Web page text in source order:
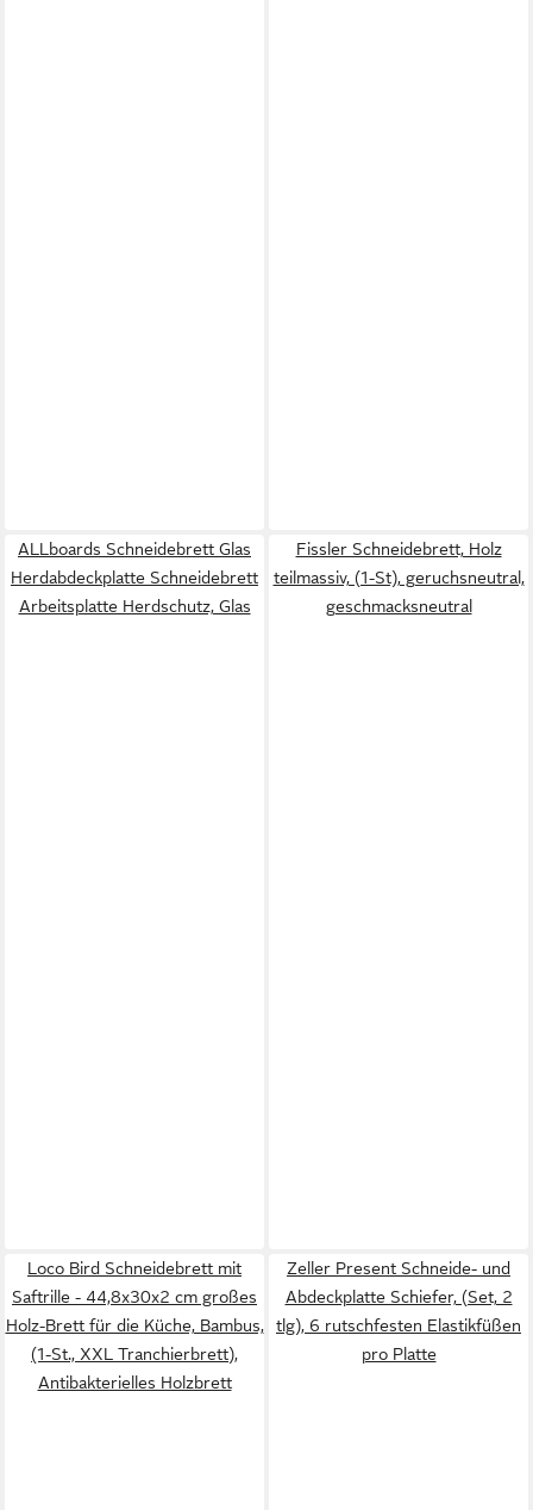
ALLboards Schneidebrett Glas
Herdabdeckplatte Schneidebrett
Arbeitsplatte Herdschutz, Glas
Fissler Schneidebrett, Holz
teilmassiv, (1-St), geruchsneutral,
geschmacksneutral
Loco Bird Schneidebrett mit
Saftrille - 44,8x30x2 cm großes
Holz-Brett für die Küche, Bambus,
(1-St., XXL Tranchierbrett),
Antibakterielles Holzbrett
Zeller Present Schneide- und
Abdeckplatte Schiefer, (Set, 2
tlg), 6 rutschfesten Elastikfüßen
pro Platte